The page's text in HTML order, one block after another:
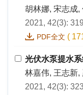
胡林娜, 宋志成,
2021, 42(3):
PDF全文 (
光伏水泵提水
林嘉伟, 王志新,
2021, 42(3):